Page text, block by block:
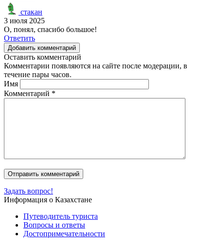
стакан
3 июля 2025
О, понял, спасибо большое!
Ответить
Добавить комментарий
Оставить комментарий
Комментарии появляются на сайте после модерации, в
течение пары часов.
Имя
Комментарий *
Задать вопрос!
Информация о Казахстане
Путеводитель туриста
Вопросы и ответы
Достопримечательности